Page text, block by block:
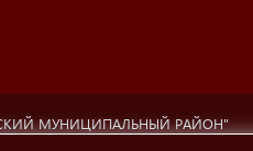
МУНИЦИПАЛЬНЫЙ РАЙОН"
(423570 РФ, РТ,